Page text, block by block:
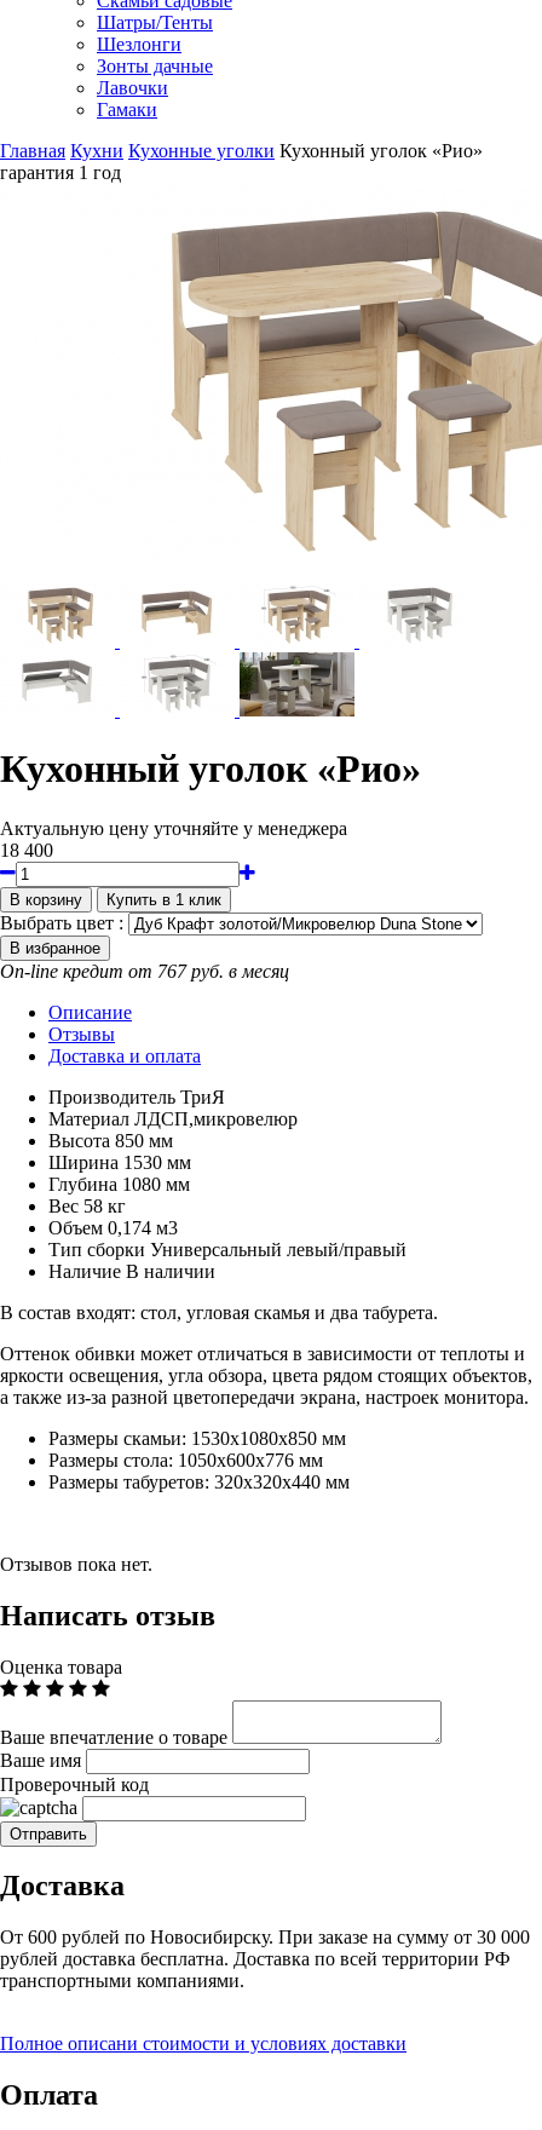
Шатры/Тенты
Шезлонги
Зонты дачные
Лавочки
Гамаки
Главная Кухни Кухонные уголки Кухонный уголок «Рио»
гарантия 1 год
Кухонный уголок «Рио»
Актуальную цену уточняйте у менеджера
18 400
Выбрать цвет :
On-line кредит от 767 руб. в месяц
Описание
Отзывы
Доставка и оплата
Производитель ТриЯ
Материал ЛДСП,микровелюр
Высота 850 мм
Ширина 1530 мм
Глубина 1080 мм
Вес 58 кг
Объем 0,174 м3
Тип сборки Универсальный левый/правый
Наличие В наличии
В состав входят: стол, угловая скамья и два табурета.
Оттенок обивки может отличаться в зависимости от теплоты и
яркости освещения, угла обзора, цвета рядом стоящих объектов,
а также из-за разной цветопередачи экрана, настроек монитора.
Размеры скамьи: 1530х1080х850 мм
Размеры стола: 1050х600х776 мм
Размеры табуретов: 320х320х440 мм
Отзывов пока нет.
Написать отзыв
Оценка товара
Ваше впечатление о товаре
Ваше имя
Проверочный код
Доставка
От 600 рублей по Новосибирску. При заказе на сумму от 30 000
рублей доставка бесплатна. Доставка по всей территории РФ
транспортными компаниями.
Полное описани стоимости и условиях доставки
Оплата